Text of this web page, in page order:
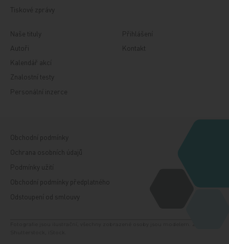
Tiskové zprávy
Naše tituly
Autoři
Kalendář akcí
Znalostní testy
Personální inzerce
Přihlášení
Kontakt
Obchodní podmínky
Ochrana osobních údajů
Podmínky užití
Obchodní podmínky předplatného
Odstoupení od smlouvy